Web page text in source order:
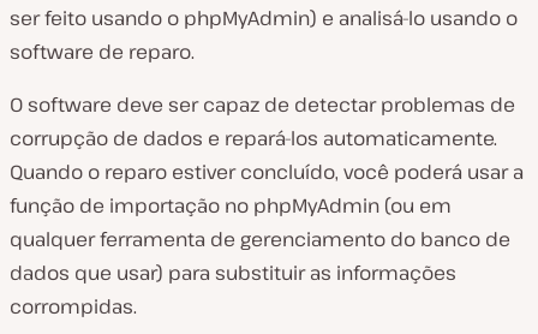
ser feito usando o phpMyAdmin) e analisá-lo usando o
software de reparo.
O software deve ser capaz de detectar problemas de
corrupção de dados e repará-los automaticamente.
Quando o reparo estiver concluído, você poderá usar a
função de importação no phpMyAdmin (ou em
qualquer ferramenta de gerenciamento do banco de
dados que usar) para substituir as informações
corrompidas.